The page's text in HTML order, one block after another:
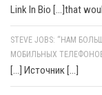
Link In Bio [...]that
STEVE JOBS: “НАМ
МОБИЛЬНЫХ
[…] Источник […]